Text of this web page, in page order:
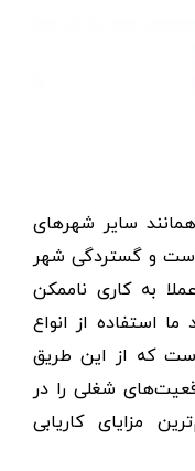
سایر شهرهای
است و گستردگی شهر
به کاری ناممکن
استفاده از انواع
که از این طریق
شغلی را در
مزایای کاریابی